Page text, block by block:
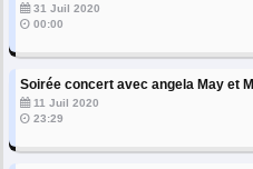
31 Juil 2020
00:00
Soirée concert avec angela May et
11 Juil 2020
23:29